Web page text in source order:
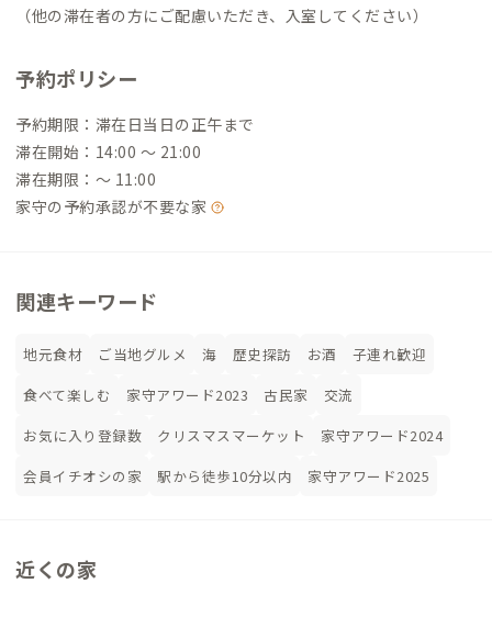
宜しくお願い致します！
（他の滞在者の方にご配慮いただき、入室してください）
予約ポリシー
予約期限：滞在日当日の正午まで
滞在開始：14:00 〜 21:00
滞在期限：〜 11:00
家守の予約承認が不要な家
関連キーワード
地元食材 ご当地グルメ 海 歴史探訪 お酒
子連れ歓迎
食べて楽しむ
家守アワード2023 古民家
交流
お気に入り登録数
クリスマスマーケット
家守アワード2024
会員イチオシの家
駅から徒歩10分以内 家守アワード2025
近くの家